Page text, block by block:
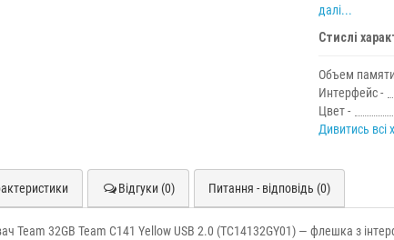
далі...
Стислі
Объем
Интерфейс -
Цвет -
Дивитись всі
Відгуки (0) Питання - відповідь (0)
Team 32GB Team C141 Yellow USB 2.0 (TC14132GY01) — флешка з